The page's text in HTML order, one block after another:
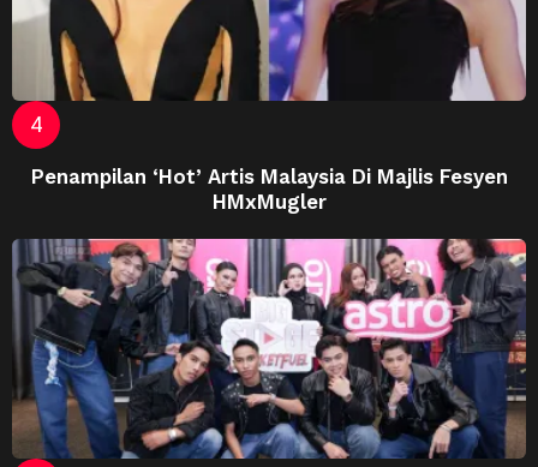
Penampilan ‘Hot’ Artis Malaysia Di Majlis Fesyen
HMxMugler